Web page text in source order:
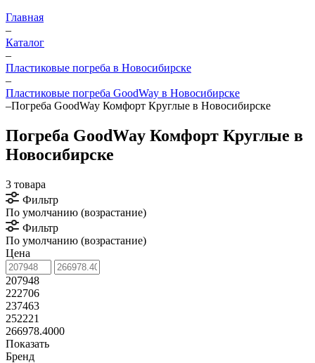
Главная
–
Каталог
–
Пластиковые погреба в Новосибирске
–
Пластиковые погреба GoodWay в Новосибирске
–Погреба GoodWay Комфорт Круглые в Новосибирске
Погреба GoodWay Комфорт Круглые в
Новосибирске
3 товара
Фильтр
По умолчанию (возрастание)
Фильтр
По умолчанию (возрастание)
Цена
207948
222706
237463
252221
266978.4000
Показать
Бренд